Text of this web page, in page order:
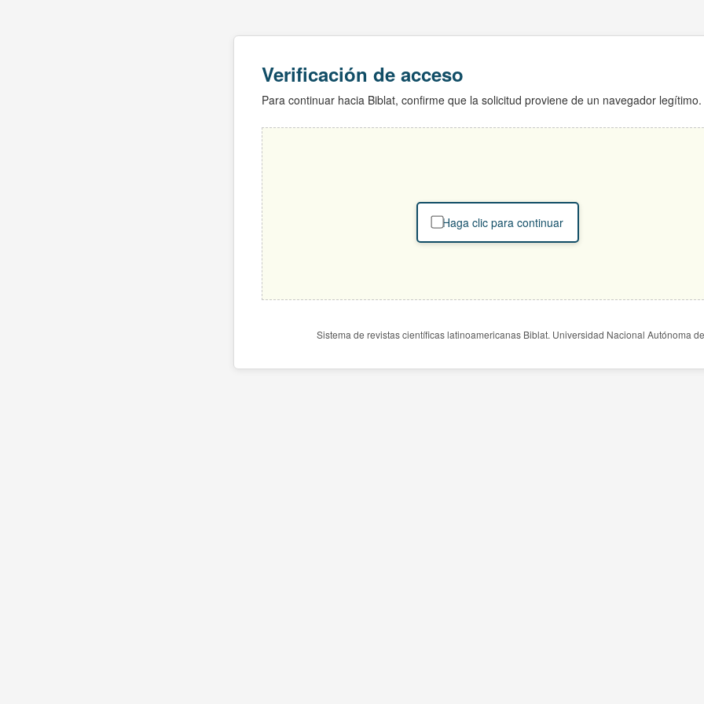
Verificación de acceso
Para continuar hacia Biblat, confirme que la solicitud proviene de un navegador legítimo.
Haga clic para continuar
Sistema de revistas científicas latinoamericanas Biblat. Universidad Nacional Autónoma